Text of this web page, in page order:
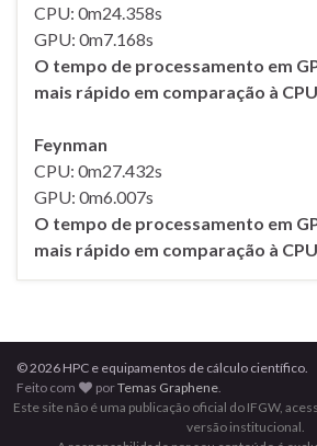
CPU: 0m24.358s
GPU: 0m7.168s
O tempo de processamento em
mais rápido em comparação à CPU
Feynman
CPU: 0m27.432s
GPU: 0m6.007s
O tempo de processamento em
mais rápido em comparação à CPU
© 2026 HPC e equipamentos de cálculo científico.
Feito com
porTemas Graphene
Este site não é uma publicação oficial do IFGW,
versão institucional.